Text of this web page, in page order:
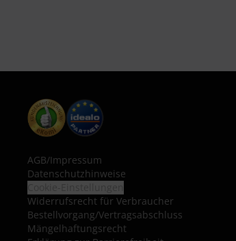
AGB/Impressum
Datenschutzhinweise
Widerrufsrecht für Verbraucher
Bestellvorgang/Vertragsabschluss
Mängelhaftungsrecht